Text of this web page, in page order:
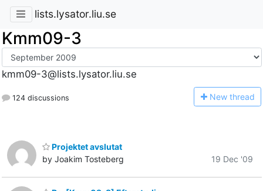
lists.lysator.liu.se
Kmm09-3
kmm09-3@lists.lysator.liu.se
124 discussions New thread
Projektet avslutat
by Joakim Tosteberg
19 Dec '09